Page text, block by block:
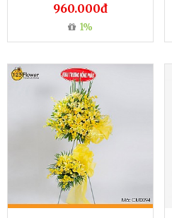
960.000đ
1%